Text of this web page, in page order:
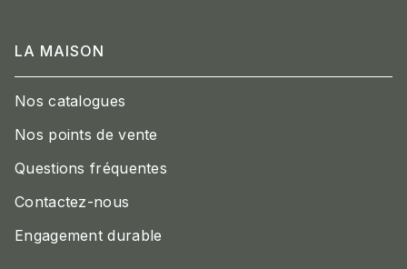
LA MAISON
Nos catalogues
Nos points de vente
Questions fréquentes
Contactez-nous
Engagement durable